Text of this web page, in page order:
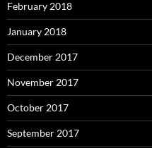
February 2018
January 2018
December 2017
November 2017
October 2017
September 2017